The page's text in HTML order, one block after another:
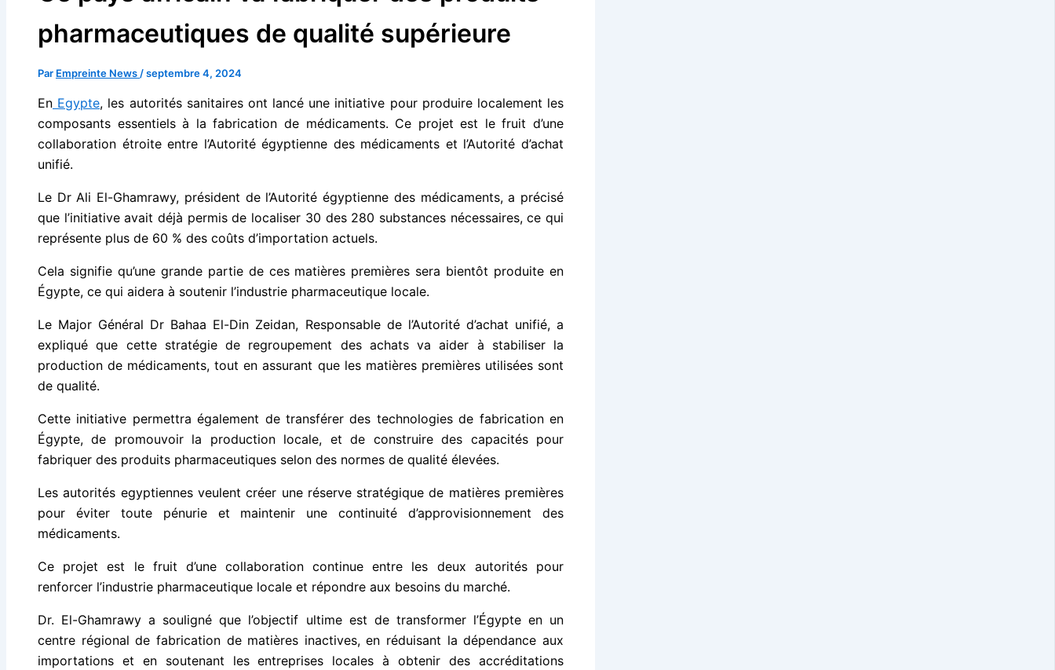
pharmaceutiques de qualité supérieure
Par Empreinte News /septembre 4, 2024
En Egypte, les autorités sanitaires ont lancé une initiative pour produire localement les
composants essentiels à la fabrication de médicaments. Ce projet est le fruit d’une
collaboration étroite entre l’Autorité égyptienne des médicaments et l’Autorité d’achat
unifié.
Le Dr Ali El-Ghamrawy, président de l’Autorité égyptienne des médicaments, a précisé
que l’initiative avait déjà permis de localiser 30 des 280 substances nécessaires, ce qui
représente plus de 60 % des coûts d’importation actuels.
Cela signifie qu’une grande partie de ces matières premières sera bientôt produite en
Égypte, ce qui aidera à soutenir l’industrie pharmaceutique locale.
Le Major Général Dr Bahaa El-Din Zeidan, Responsable de l’Autorité d’achat unifié, a
expliqué que cette stratégie de regroupement des achats va aider à stabiliser la
production de médicaments, tout en assurant que les matières premières utilisées sont
de qualité.
Cette initiative permettra également de transférer des technologies de fabrication en
Égypte, de promouvoir la production locale, et de construire des capacités pour
fabriquer des produits pharmaceutiques selon des normes de qualité élevées.
Les autorités egyptiennes veulent créer une réserve stratégique de matières premières
pour éviter toute pénurie et maintenir une continuité d’approvisionnement des
médicaments.
Ce projet est le fruit d’une collaboration continue entre les deux autorités pour
renforcer l’industrie pharmaceutique locale et répondre aux besoins du marché.
Dr. El-Ghamrawy a souligné que l’objectif ultime est de transformer l’Égypte en un
centre régional de fabrication de matières inactives, en réduisant la dépendance aux
importations et en soutenant les entreprises locales à obtenir des accréditations